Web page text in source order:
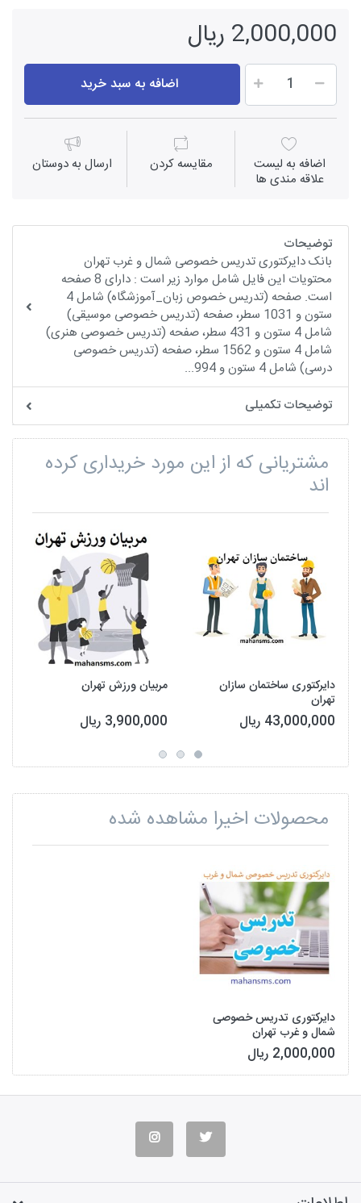
2,000,000 ریال
اضافه به سبد خرید
اضافه به لیست
علاقه مندی ها
مقايسه كردن ارسال به دوستان
توضیحات
بانک دایرکتوری تدریس خصوصی شمال و غرب تهران
محتویات این فایل شامل موارد زیر است : دارای 8 صفحه
است. صفحه (تدریس خصوص زبان_آموزشگاه) شامل 4
ستون و 1031 سطر، صفحه (تدریس خصوصی موسیقی)
شامل 4 ستون و 431 سطر، صفحه (تدریس خصوصی هنری)
شامل 4 ستون و 1562 سطر، صفحه (تدریس خصوصی
درسی) شامل 4 ستون و 994...
توضیحات تکمیلی
مشتریانی که از این مورد خریداری کرده
اند
دایرکتوری ساختمان سازان
تهران
43,000,000 ریال
مربیان ورزش تهران
3,900,000 ریال
محصولات اخیرا مشاهده شده
دایرکتوری تدریس خصوصی
شمال و غرب تهران
2,000,000 ریال